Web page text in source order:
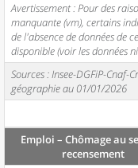
Avertissement : Pour des
manquante (vm), certains
de l'absence de données de
disponible (voir les données
Sources : Insee-DGFiP-Cnaf-
géographie au 01/01/2026
Emploi – Chômage au
recensement